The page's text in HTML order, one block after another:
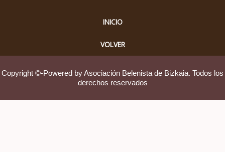
INICIO
VOLVER
Copyright ©-Powered by Asociación Belenista de Bizkaia. Todos los
derechos reservados